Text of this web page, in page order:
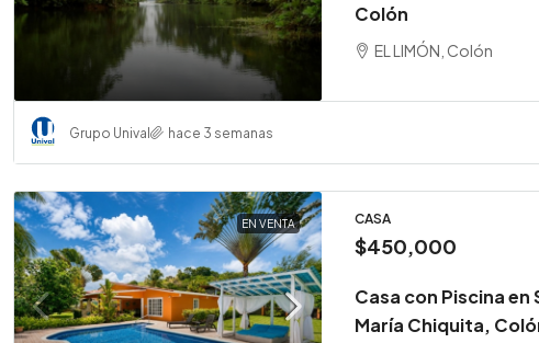
Colón
EL LIMÓN, Colón
Grupo Unival hace 3 semanas
EN VENTA CASA
$450,000
Casa con Piscina
María Chiquita,